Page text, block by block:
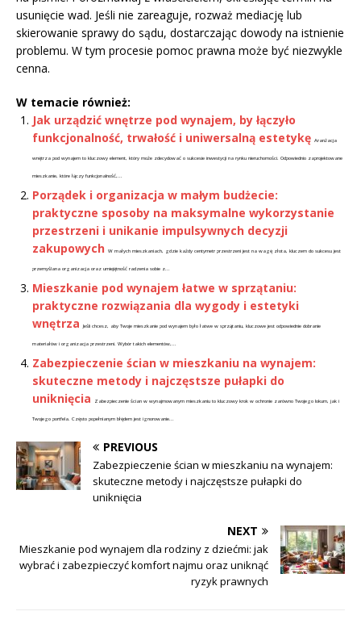
usunięcie wad. Jeśli nie zareaguje, rozważ mediację lub
skierowanie sprawy do sądu, dostarczając dowody na istnienie
problemu. W tym procesie pomoc prawna może być niezwykle
cenna.
W temacie również:
Jak urządzić wnętrze pod wynajem, by łączyło
funkcjonalność, trwałość i uniwersalną estetykę Aranżacja
wnętrza pod wynajem to kluczowy element, który może zdecydować o sukcesie inwestycji na rynku nieruchomości. Odpowiednio zaprojektowane
mieszkanie, które łączy funkcjonalność,...
Porządek i organizacja w małym budżecie:
praktyczne sposoby na maksymalne wykorzystanie
przestrzeni i unikanie impulsywnych decyzji
zakupowych
W małych mieszkaniach, gdzie każdy centymetr przestrzeni jest na wagę złota, kluczem do sukcesu jest
przemyślana organizacja oraz umiejętność radzenia sobie z...
Mieszkanie pod wynajem łatwe w sprzątaniu:
praktyczne rozwiązania dla wygody i estetyki
wnętrza
Jeśli chcesz, aby Twoje mieszkanie pod wynajem było łatwe w sprzątaniu, kluczowe jest odpowiednie dobranie
materiałów i organizacja przestrzeni. Wybór takich elementów,...
Zabezpieczenie ścian w mieszkaniu na wynajem:
skuteczne metody i najczęstsze pułapki do
uniknięcia
Zabezpieczenie ścian w wynajmowanym mieszkaniu to kluczowy krok w ochronie zarówno Twojego lokum, jak i
Twojego portfela. Często popełnianym błędem jest ignorowanie...
PREVIOUS
Zabezpieczenie ścian w mieszkaniu na wynajem:
skuteczne metody i najczęstsze pułapki do
uniknięcia
NEXT
Mieszkanie pod wynajem dla rodziny z dziećmi: jak
wybrać i zabezpieczyć komfort najmu oraz uniknąć
ryzyk prawnych